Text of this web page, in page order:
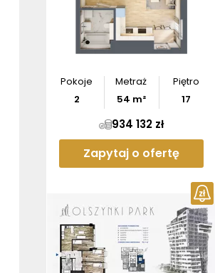
Pokoje
2
Metraż
54 m²
Piętro
17
934 132 zł
Zapytaj o ofertę